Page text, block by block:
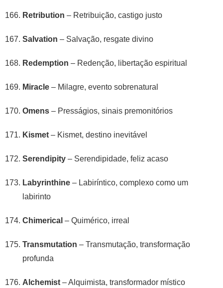
Retribution – Retribuição, castigo justo
Salvation – Salvação, resgate divino
Redemption – Redenção, libertação espiritual
Miracle – Milagre, evento sobrenatural
Omens – Presságios, sinais premonitórios
Kismet – Kismet, destino inevitável
Serendipity – Serendipidade, feliz acaso
Labyrinthine – Labiríntico, complexo como um
labirinto
Chimerical – Quimérico, irreal
Transmutation – Transmutação, transformação
profunda
Alchemist – Alquimista, transformador místico